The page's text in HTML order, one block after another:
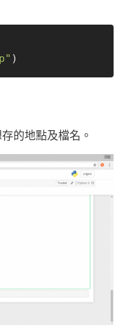
的地點及檔名。